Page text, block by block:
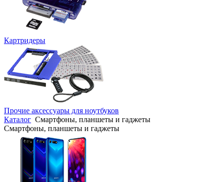
Картридеры
Прочие аксессуары для ноутбуков
Каталог Смартфоны, планшеты и гаджеты
Смартфоны, планшеты и гаджеты